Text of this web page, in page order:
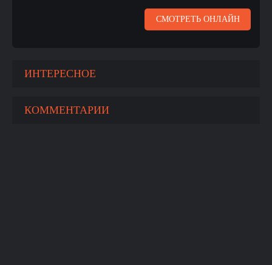
СМОТРЕТЬ ОНЛАЙН
ИНТЕРЕСНОЕ
КОММЕНТАРИИ